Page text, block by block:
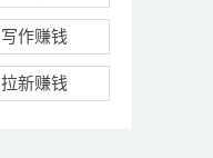
写作赚钱
拉新赚钱